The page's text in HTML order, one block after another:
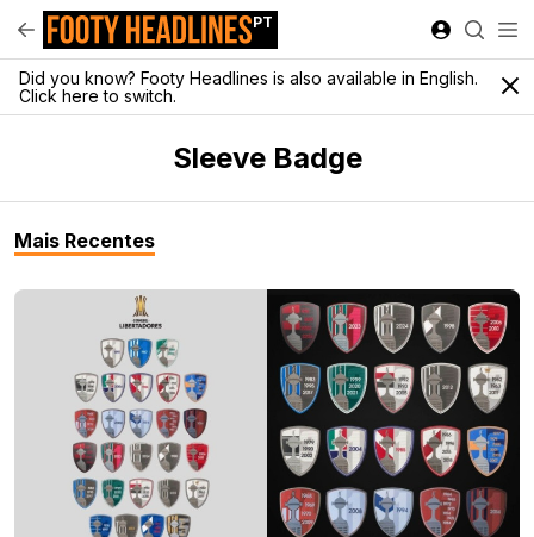
PT
Did you know? Footy Headlines is also available in English.
Click here to switch.
Sleeve Badge
Mais Recentes